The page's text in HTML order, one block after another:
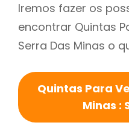
Iremos fazer os
encontrar Quintas
Serra Das Minas o
Quintas Para
Minas :